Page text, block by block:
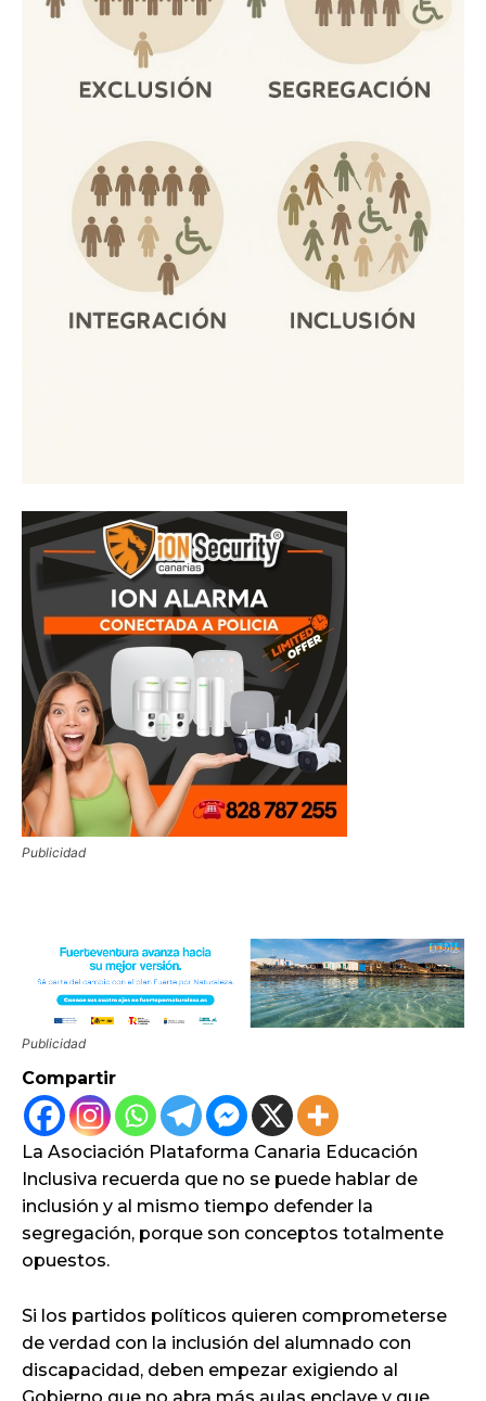
Publicidad
Publicidad
Compartir
La Asociación Plataforma Canaria Educación
Inclusiva recuerda que no se puede hablar de
inclusión y al mismo tiempo defender la
segregación, porque son conceptos totalmente
opuestos.
Si los partidos políticos quieren comprometerse
de verdad con la inclusión del alumnado con
discapacidad, deben empezar exigiendo al